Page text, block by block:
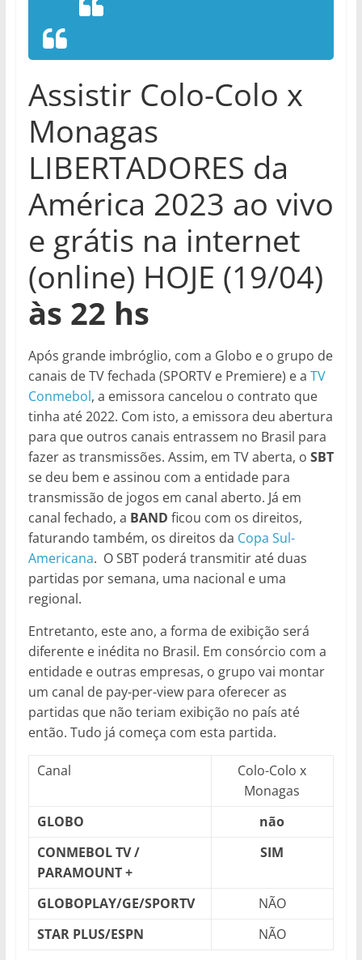
Assistir Colo-Colo x
Monagas
LIBERTADORES da
América 2023 ao vivo
e grátis na internet
(online) HOJE (19/04)
às 22 hs
Após grande imbróglio, com a Globo e o grupo de
canais de TV fechada (SPORTV e Premiere) e a TV
Conmebol, a emissora cancelou o contrato que
tinha até 2022. Com isto, a emissora deu abertura
para que outros canais entrassem no Brasil para
fazer as transmissões. Assim, em TV aberta, o SBT
se deu bem e assinou com a entidade para
transmissão de jogos em canal aberto. Já em
canal fechado, a BAND ficou com os direitos,
faturando também, os direitos da Copa Sul-
Americana. O SBT poderá transmitir até duas
partidas por semana, uma nacional e uma
regional.
Entretanto, este ano, a forma de exibição será
diferente e inédita no Brasil. Em consórcio com a
entidade e outras empresas, o grupo vai montar
um canal de pay-per-view para oferecer as
partidas que não teriam exibição no país até
então. Tudo já começa com esta partida.
Canal
Colo-Colo x
Monagas
GLOBO
não
CONMEBOL TV /
PARAMOUNT +
SIM
GLOBOPLAY/GE/SPORTV
NÃO
STAR PLUS/ESPN
NÃO